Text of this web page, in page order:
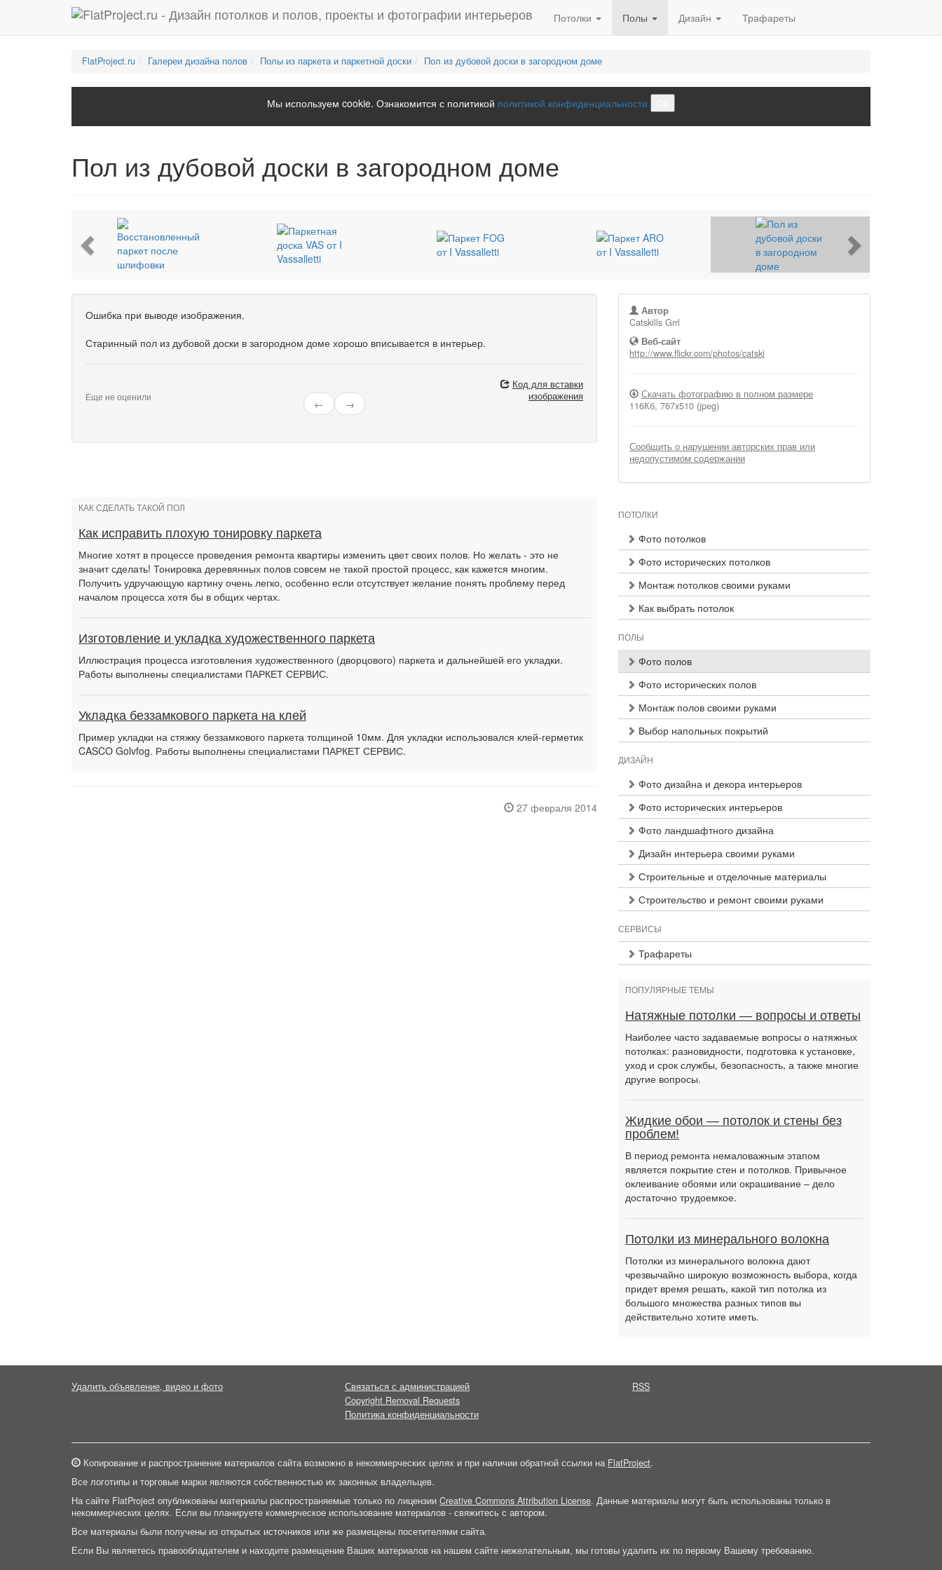
Потолки Полы Дизайн Трафареты
FlatProject.ru Галереи дизайна полов Полы из паркета и паркетной доски Пол из дубовой доски в загородном доме
Мы используем cookie. Ознакомится с политикой политикой конфиденциальности
Пол из дубовой доски в загородном доме
Previous
Ошибка при выводе изображения.
Старинный пол из дубовой доски в загородном доме хорошо вписывается в интерьер.
Еще не оценили
← →
Код для вставки
изображения
Автор
Catskills Grrl
Веб-сайт
http://www.flickr.com/photos/catski
Скачать фотографию в полном размере
116Кб, 767x510 (jpeg)
Сообщить о нарушении авторских прав или
недопустимом содержании
КАК СДЕЛАТЬ ТАКОЙ ПОЛ
Как исправить плохую тонировку паркета
Многие хотят в процессе проведения ремонта квартиры изменить цвет своих полов. Но желать - это не
значит сделать! Тонировка деревянных полов совсем не такой простой процесс, как кажется многим.
Получить удручающую картину очень легко, особенно если отсутствует желание понять проблему перед
началом процесса хотя бы в общих чертах.
Изготовление и укладка художественного паркета
Иллюстрация процесса изготовления художественного (дворцового) паркета и дальнейшей его укладки.
Работы выполнены специалистами ПАРКЕТ СЕРВИС.
Укладка беззамкового паркета на клей
Пример укладки на стяжку беззамкового паркета толщиной 10мм. Для укладки использовался клей-герметик
CASCO Golvfog. Работы выполнены специалистами ПАРКЕТ СЕРВИС.
27 февраля 2014
ПОТОЛКИ
Фото потолков
Фото исторических потолков
Монтаж потолков своими руками
Как выбрать потолок
ПОЛЫ
Фото полов
Фото исторических полов
Монтаж полов своими руками
Выбор напольных покрытий
ДИЗАЙН
Фото дизайна и декора интерьеров
Фото исторических интерьеров
Фото ландшафтного дизайна
Дизайн интерьера своими руками
Строительные и отделочные материалы
Строительство и ремонт своими руками
СЕРВИСЫ
Трафареты
ПОПУЛЯРНЫЕ ТЕМЫ
Натяжные потолки — вопросы и ответы
Наиболее часто задаваемые вопросы о натяжных
потолках: разновидности, подготовка к установке,
уход и срок службы, безопасность, а также многие
другие вопросы.
Жидкие обои — потолок и стены без
проблем!
В период ремонта немаловажным этапом
является покрытие стен и потолков. Привычное
оклеивание обоями или окрашивание – дело
достаточно трудоемкое.
Потолки из минерального волокна
Потолки из минерального волокна дают
чрезвычайно широкую возможность выбора, когда
придет время решать, какой тип потолка из
большого множества разных типов вы
действительно хотите иметь.
Удалить объявление, видео и фото
Связаться с администрацией
Copyright Removal Requests
Политика конфиденциальности
RSS
Копирование и распространение материалов сайта возможно в некоммерческих целях и при наличии обратной ссылки на FlatProject.
Все логотипы и торговые марки являются собственностью их законных владельцев.
На сайте FlatProject опубликованы материалы распространяемые только по лицензии Creative Commons Attribution License. Данные материалы могут быть использованы только в
некоммерческих целях. Если вы планируете коммерческое использование материалов - свяжитесь с автором.
Все материалы были получены из открытых источников или же размещены посетителями сайта.
Если Вы являетесь правообладателем и находите размещение Ваших материалов на нашем сайте нежелательным, мы готовы удалить их по первому Вашему требованию.